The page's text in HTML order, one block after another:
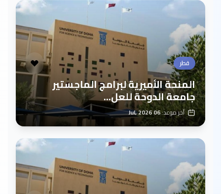
قطر
المنحة الأميرية لبرامج الماجستير
جامعة الدوحة للعل...
آخر موعد:06 Jul, 2026